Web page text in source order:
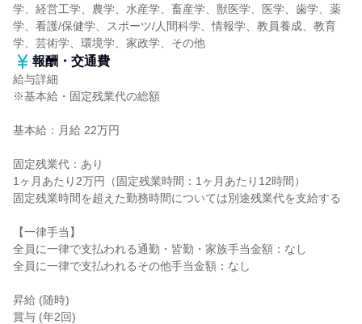
学、経営工学、農学、水産学、畜産学、獣医学、医学、歯学、薬
学、看護/保健学、スポーツ/人間科学、情報学、教員養成、教育
学、芸術学、環境学、家政学、その他
報酬・交通費
給与詳細
※基本給・固定残業代の総額
基本給：月給 22万円
固定残業代：あり
1ヶ月あたり2万円（固定残業時間：1ヶ月あたり12時間）
固定残業時間を超えた勤務時間については別途残業代を支給する
【一律手当】
全員に一律で支払われる通勤・皆勤・家族手当金額：なし
全員に一律で支払われるその他手当金額：なし
昇給 (随時)
賞与 (年2回)